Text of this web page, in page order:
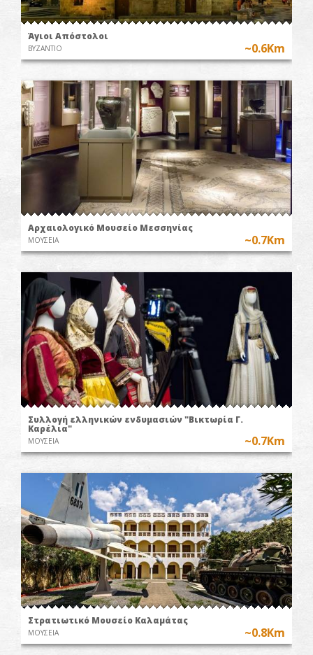
Άγιοι Απόστολοι
ΒΥΖΑΝΤΙΟ ~0.6Km
Αρχαιολογικό Μουσείο Μεσσηνίας
ΜΟΥΣΕΙΑ ~0.7Km
Συλλογή ελληνικών ενδυμασιών "Βικτωρία Γ.
Καρέλια"
ΜΟΥΣΕΙΑ ~0.7Km
Στρατιωτικό Μουσείο Καλαμάτας
ΜΟΥΣΕΙΑ ~0.8Km